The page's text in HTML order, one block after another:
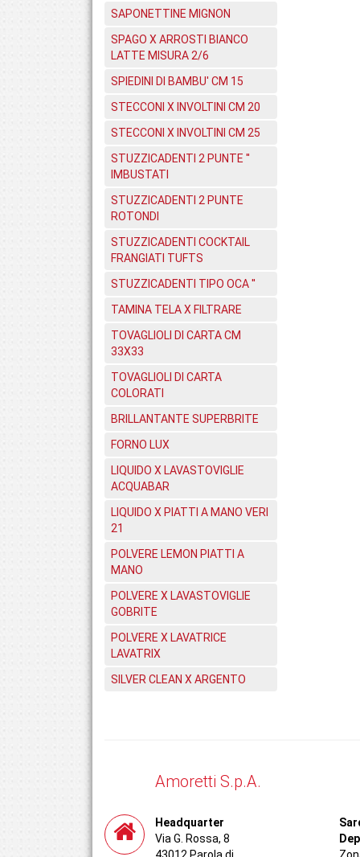
SAPONETTINE MIGNON
SPAGO X ARROSTI BIANCO
LATTE MISURA 2/6
SPIEDINI DI BAMBU' CM 15
STECCONI X INVOLTINI CM 20
STECCONI X INVOLTINI CM 25
STUZZICADENTI 2 PUNTE ''
IMBUSTATI
STUZZICADENTI 2 PUNTE
ROTONDI
STUZZICADENTI COCKTAIL
FRANGIATI TUFTS
STUZZICADENTI TIPO OCA ''
TAMINA TELA X FILTRARE
TOVAGLIOLI DI CARTA CM
33X33
TOVAGLIOLI DI CARTA
COLORATI
BRILLANTANTE SUPERBRITE
FORNO LUX
LIQUIDO X LAVASTOVIGLIE
ACQUABAR
LIQUIDO X PIATTI A MANO VERI
21
POLVERE LEMON PIATTI A
MANO
POLVERE X LAVASTOVIGLIE
GOBRITE
POLVERE X LAVATRICE
LAVATRIX
SILVER CLEAN X ARGENTO
Amoretti S.p.A.
Headquarter
Via G. Rossa, 8